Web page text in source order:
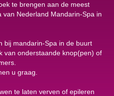
te brengen aan de meest
Nederland Mandarin-Spa in
bij mandarin-Spa in de buurt
van onderstaande knop(pen) of
u graag.
te laten verven of epileren